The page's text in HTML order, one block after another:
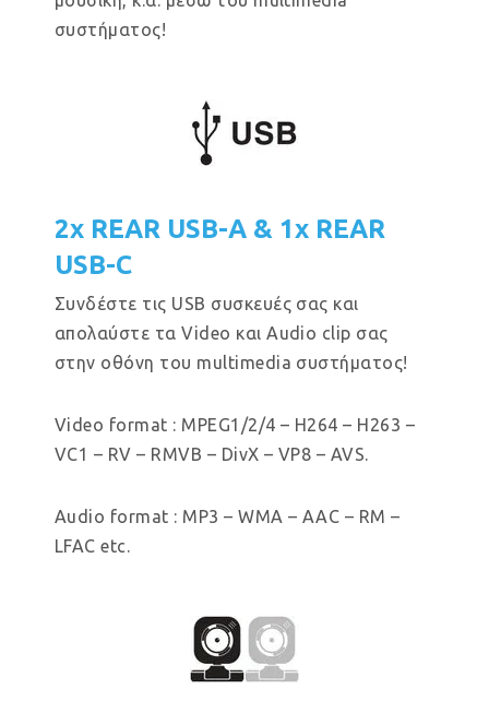
συστήματος!
2x REAR USB-A & 1x REAR
USB-C
Συνδέστε τις USB συσκευές σας και
απολαύστε τα Video και Audio clip σας
στην οθόνη του multimedia συστήματος!
Video format : MPEG1/2/4 – H264 – H263 –
VC1 – RV – RMVB – DivX – VP8 – AVS.
Audio format : MP3 – WMA – AAC – RM –
LFAC etc.